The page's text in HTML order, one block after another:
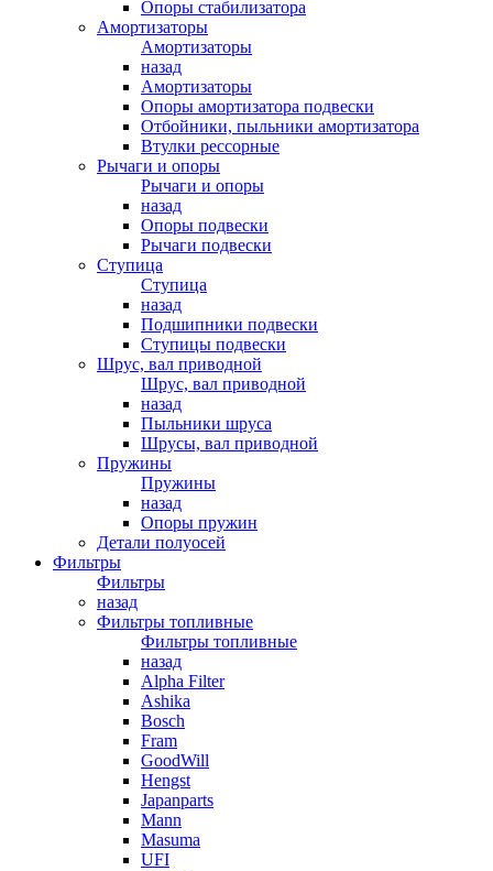
Опоры стабилизатора
Амортизаторы
Амортизаторы
назад
Амортизаторы
Опоры амортизатора подвески
Отбойники, пыльники амортизатора
Втулки рессорные
Рычаги и опоры
Рычаги и опоры
назад
Опоры подвески
Рычаги подвески
Ступица
Ступица
назад
Подшипники подвески
Ступицы подвески
Шрус, вал приводной
Шрус, вал приводной
назад
Пыльники шруса
Шрусы, вал приводной
Пружины
Пружины
назад
Опоры пружин
Детали полуосей
Фильтры
Фильтры
назад
Фильтры топливные
Фильтры топливные
назад
Alpha Filter
Ashika
Bosch
Fram
GoodWill
Hengst
Japanparts
Mann
Masuma
UFI